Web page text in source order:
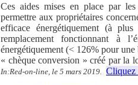
Ces aides mises en place par
permettre aux propriétaires
efficace énergétiquement (à
remplacement fonctionnant à
énergétiquement (< 126% pour une
« chèque conversion » créé par la
In:Red-on-line, le 5 mars 2019.
Cliquez